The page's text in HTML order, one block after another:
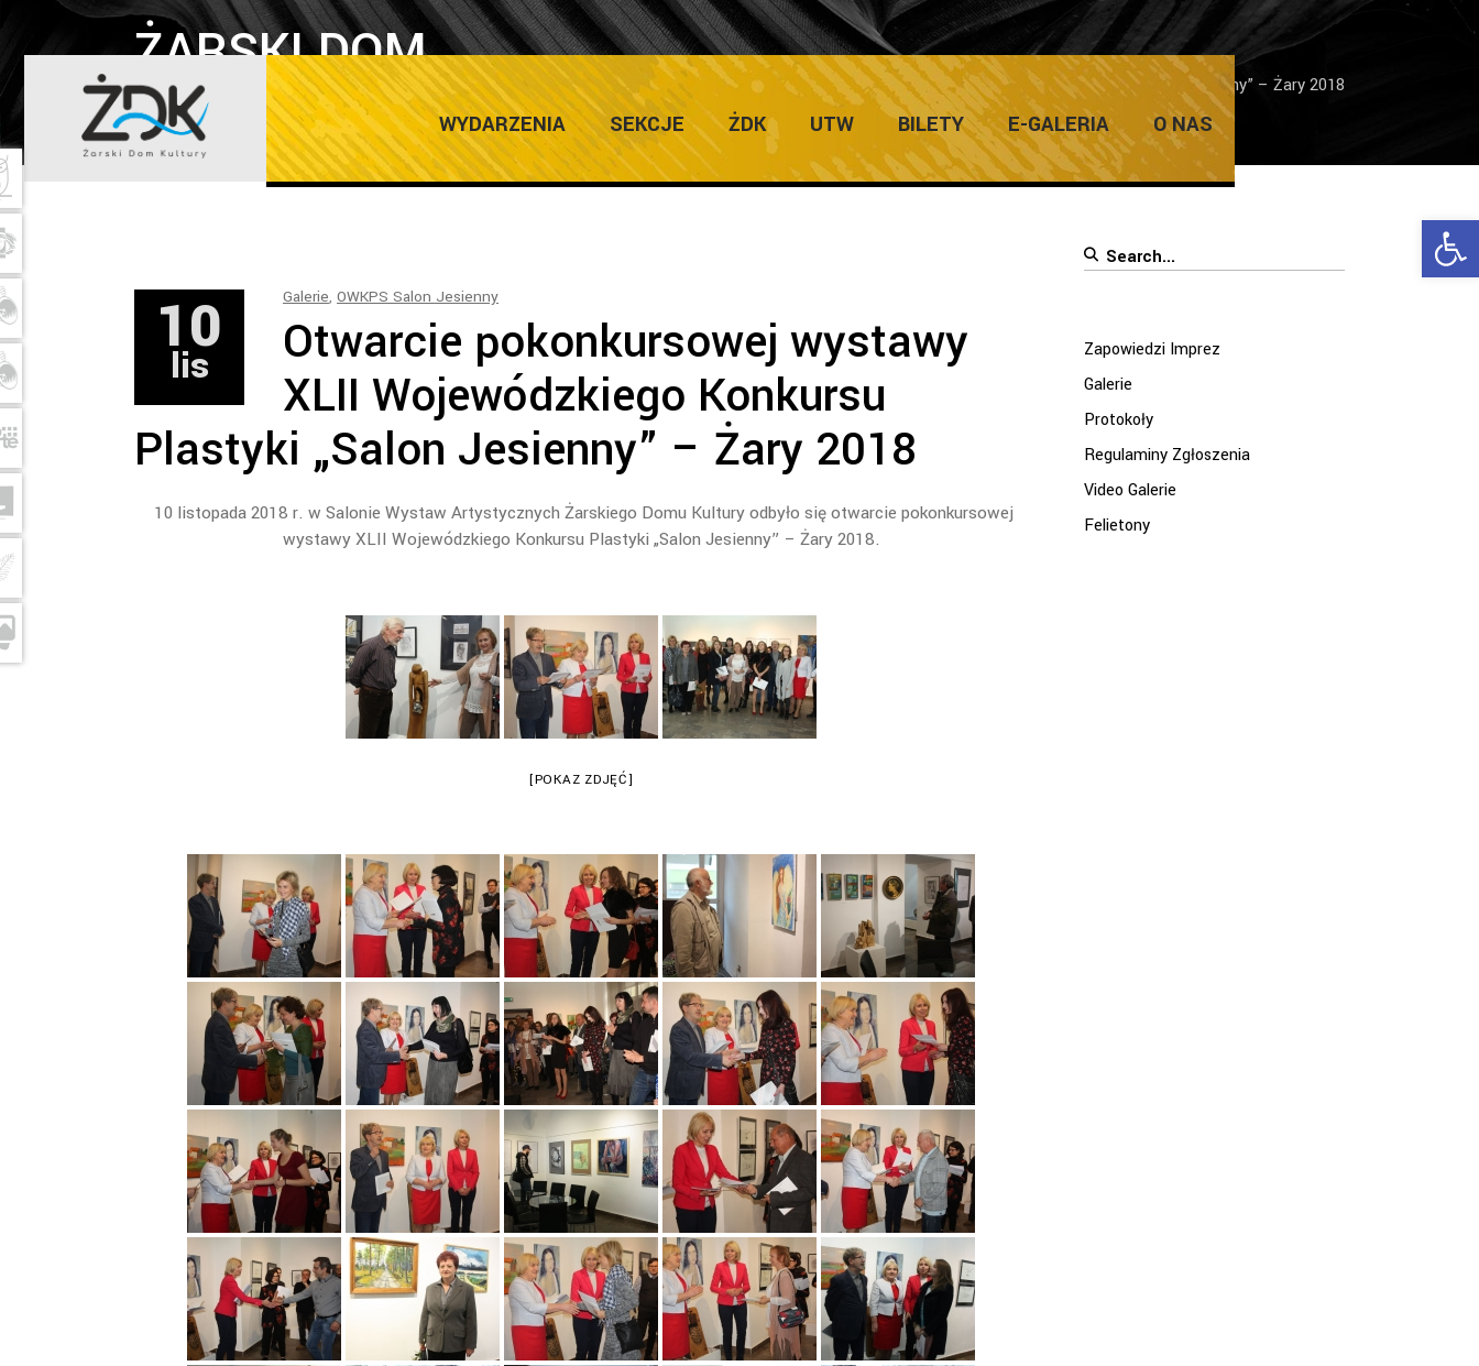
WYDARZENIA SEKCJE ŻDK UTW BILETY E-GALERIA O NAS
ŻARSKI DOM
KULTURY
Home Galerie / Otwarcie pokonkursowej wystawy XLII Wojewódzkiego Konkursu Plastyki „Salon Jesienny” – Żary 2018
10
lis
Galerie, OWKPS Salon Jesienny
Otwarcie pokonkursowej wystawy
XLII Wojewódzkiego Konkursu
Plastyki „Salon Jesienny” – Żary 2018
10 listopada 2018 r. w Salonie Wystaw Artystycznych Żarskiego Domu Kultury odbyło się otwarcie pokonkursowej
wystawy XLII Wojewódzkiego Konkursu Plastyki „Salon Jesienny” – Żary 2018.
[POKAZ ZDJĘĆ]
Search
Zapowiedzi Imprez
Galerie
Protokoły
Regulaminy Zgłoszenia
Video Galerie
Felietony